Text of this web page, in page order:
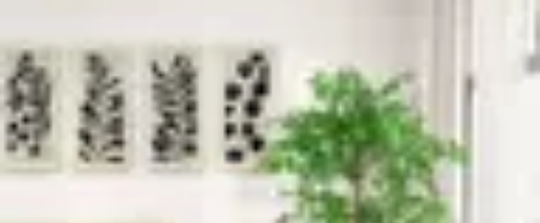
Innovazioni Tecnologiche
Tendenze Tecnologiche
Artificiale
Innovazione SostenibileTecnologie Emergenti
Futuro Tecnologico